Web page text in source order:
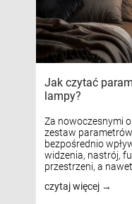
Jak czytać
lampy?
Za nowoczesnymi
zestaw
bezpośrednio
widzenia, nastrój,
przestrzeni, a
czytaj więcej